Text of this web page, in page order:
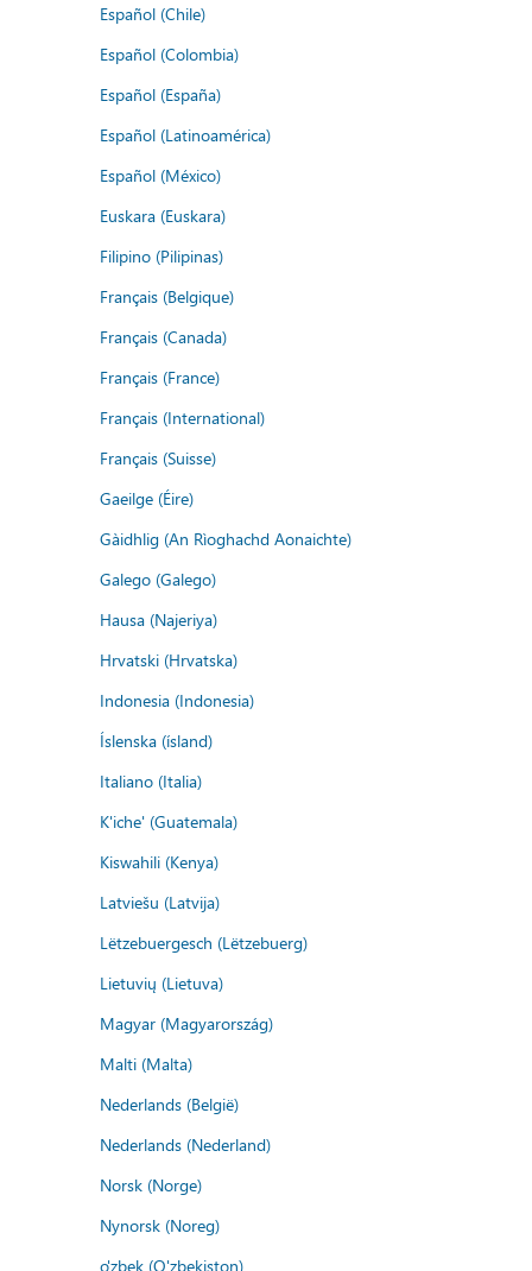
Español (Chile)
Español (Colombia)
Español (España)
Español (Latinoamérica)
Español (México)
Euskara (Euskara)
Filipino (Pilipinas)
Français (Belgique)
Français (Canada)
Français (France)
Français (International)
Français (Suisse)
Gaeilge (Éire)
Gàidhlig (An Rìoghachd Aonaichte)
Galego (Galego)
Hausa (Najeriya)
Hrvatski (Hrvatska)
Indonesia (Indonesia)
Íslenska (ísland)
Italiano (Italia)
K'iche' (Guatemala)
Kiswahili (Kenya)
Latviešu (Latvija)
Lëtzebuergesch (Lëtzebuerg)
Lietuvių (Lietuva)
Magyar (Magyarország)
Malti (Malta)
Nederlands (België)
Nederlands (Nederland)
Norsk (Norge)
Nynorsk (Noreg)
o'zbek (O'zbekiston)